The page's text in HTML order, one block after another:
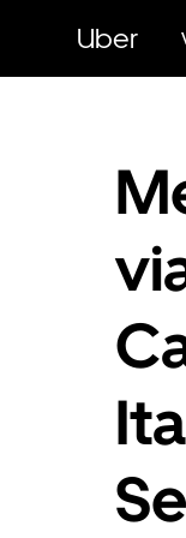
conteúdo
Uber